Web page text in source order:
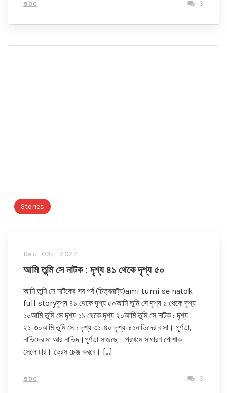
abc 0
Stories
Dec 03, 2022
আমি তুমি সে নাটক : দৃশ্য ৪১ থেকে দৃশ্য ৫০
আমি তুমি সে নাটকের সব পর্ব (চিত্রনাট্য)ami tumi se natok
full storyদৃশ্য ৪১ থেকে দৃশ্য ৫০আমি তুমি সে দৃশ্য ১ থেকে দৃশ্য
১০আমি তুমি সে দৃশ্য ১১ থেকে দৃশ্য ২০আমি তুমি সে নাটক : দৃশ্য
২১-৩০আমি তুমি সে : ‍দৃশ্য ৩১-৪০ দৃশ্য-৪১নাভিদের বাসা। পূর্ণতা,
নাভিদের মা আর নাভিদ।পূর্ণতা সাজছে। প্রথমে সাধারণ পোশাক
সেলোয়ার। ড্রেস চেঞ্জ করবে। […]
abc 0